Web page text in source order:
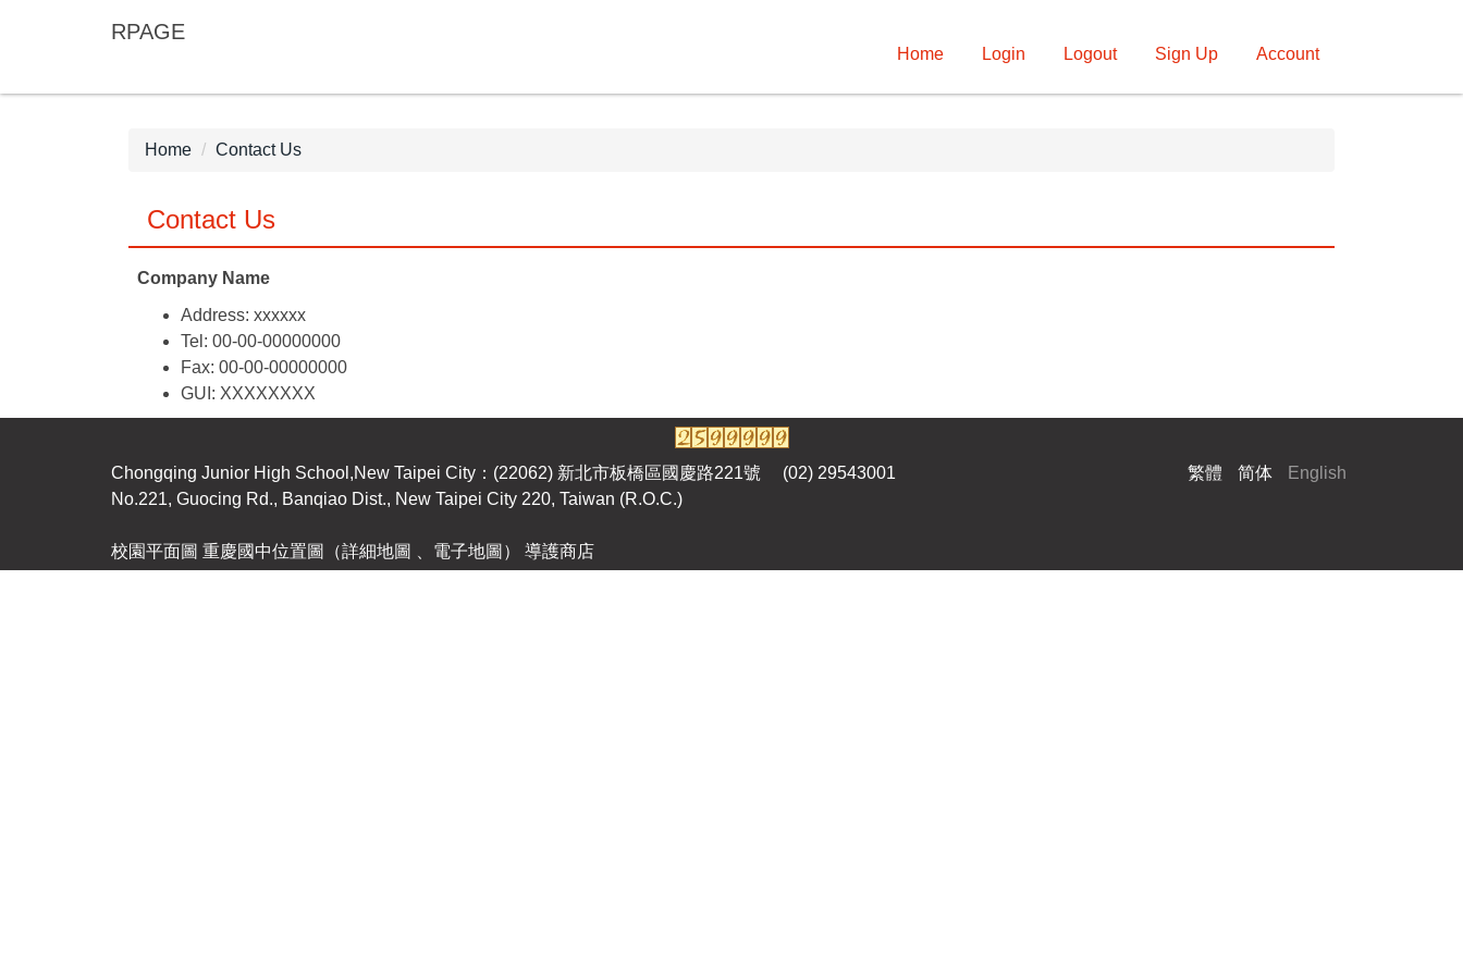
main
RPAGE
Home Login Logout Sign Up Account
Home Contact Us
Contact Us
Company Name
Address: xxxxxx
Tel: 00-00-00000000
Fax: 00-00-00000000
GUI: XXXXXXXX
繁體 简体 English
Chongqing Junior High School,New Taipei City：(22062) 新北市板橋區國慶路221號 (02) 29543001
No.221, Guocing Rd., Banqiao Dist., New Taipei City 220, Taiwan (R.O.C.)
校園平面圖 重慶國中位置圖（詳細地圖 、電子地圖） 導護商店